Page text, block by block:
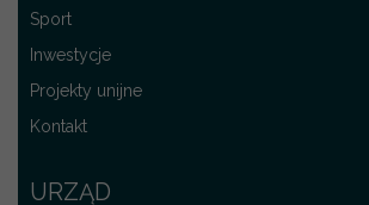
Sport
Inwestycje
Projekty unijne
Kontakt
URZĄD